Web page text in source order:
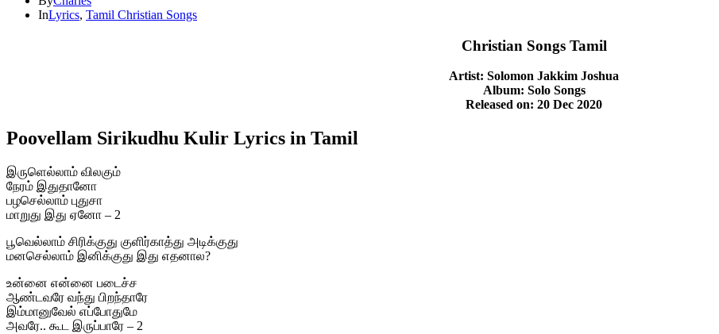
InLyrics, Tamil Christian Songs
Christian Songs Tamil
Artist: Solomon Jakkim Joshua
Album: Solo Songs
Released on: 20 Dec 2020
Poovellam Sirikudhu Kulir Lyrics in Tamil
இருளெல்லாம் விலகும்
நேரம் இதுதானோ
பழசெல்லாம் புதுசா
மாறுது இது ஏனோ – 2
பூவெல்லாம் சிரிக்குது குளிர்காத்து அடிக்குது
மனசெல்லாம் இனிக்குது இது எதனால?
உன்னை என்னை படைச்ச
ஆண்டவரே வந்து பிறந்தாரே
இம்மானுவேல் எப்போதுமே
அவரே.. கூட இருப்பாரே – 2